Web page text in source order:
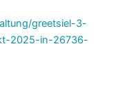
greetsiel-3-
2025-in-26736-